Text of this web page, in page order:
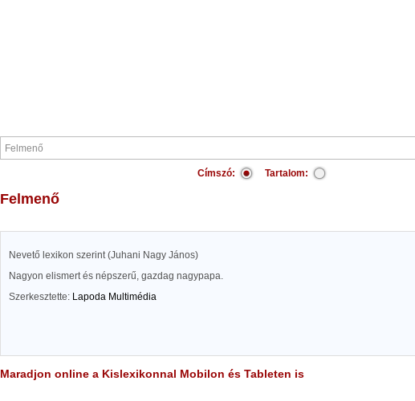
Címszó: Tartalom:
Felmenő
Nevető lexikon szerint (Juhani Nagy János)
Nagyon elismert és népszerű, gazdag nagypapa.
Szerkesztette: Lapoda Multimédia
Maradjon online a Kislexikonnal Mobilon és Tableten is